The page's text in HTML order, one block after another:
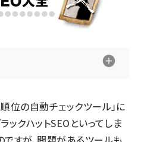
位の自動チェックツール」に
ックハットSEOといってしま